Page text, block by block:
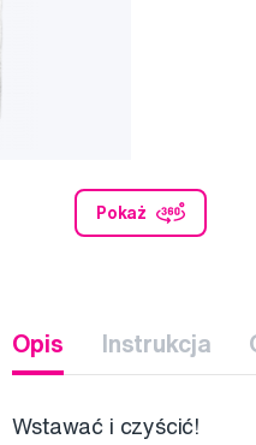
Pokaż
Opis Instrukcja
Wstawać i czyścić!